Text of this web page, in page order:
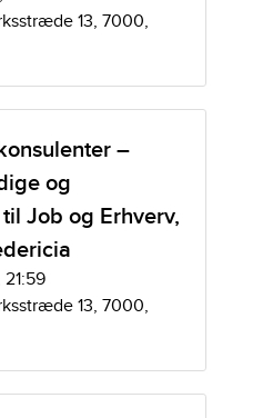
13, 7000,
–
og
Job og Erhverv,
13, 7000,